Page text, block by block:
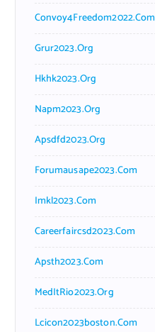
Convoy4Freedom2022.com
Grur2023.org
Hkhk2023.org
Napm2023.org
Apsdfd2023.org
Forumausape2023.com
Imkl2023.com
Careerfaircsd2023.com
Apsth2023.com
MedItRio2023.org
Lcicon2023boston.com